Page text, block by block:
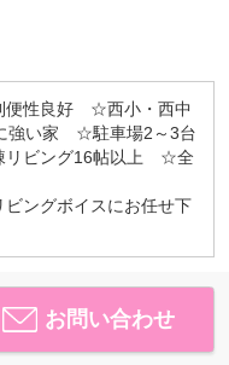
便性良好 ☆西小・西中
強い家 ☆駐車場2～3台
ビング16帖以上 ☆全
ビングボイスにお任せ下
お問い合わせ